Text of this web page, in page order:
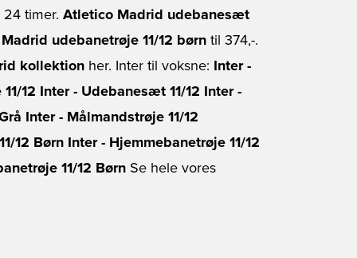
timer. Atletico Madrid udebanesæt
udebanetrøje 11/12 børn til 374,-.
kollektion her. Inter til voksne:
Inter -
12
Inter - Udebanesæt 11/12
Inter -
Inter - Målmandstrøje 11/12
12 Børn
Inter - Hjemmebanetrøje 11/12
11/12 Børn Se hele vores